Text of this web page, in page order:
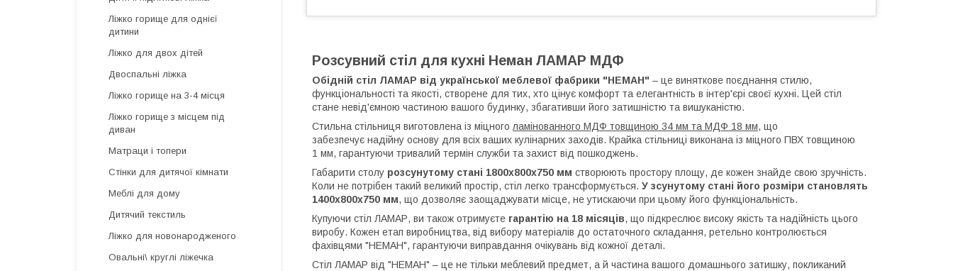
Розсувний стіл для кухні Неман ЛАМАР МДФ
Обідній стіл ЛАМАР від української меблевої фабрики "НЕМАН" – це виняткове поєднання стилю,
функціональності та якості, створене для тих, хто цінує комфорт та елегантність в інтер'єрі своєї кухні. Цей стіл
стане невід'ємною частиною вашого будинку, збагативши його затишністю та вишуканістю.
Стильна стільниця виготовлена із міцного ламінованного МДФ товщиною 34 мм та МДФ 18 мм, що
забезпечує надійну основу для всіх ваших кулінарних заходів. Крайка стільниці виконана із міцного ПВХ товщиною
1 мм, гарантуючи тривалий термін служби та захист від пошкоджень.
Габарити столу розсунутому стані 1800х800х750 мм створюють простору площу, де кожен знайде свою зручність.
Коли не потрібен такий великий простір, стіл легко трансформується. У зсунутому стані його розміри становлять
1400х800х750 мм, що дозволяє заощаджувати місце, не утискаючи при цьому його функціональність.
Купуючи стіл ЛАМАР, ви також отримуєте гарантію на 18 місяців, що підкреслює високу якість та надійність цього
виробу. Кожен етап виробництва, від вибору матеріалів до остаточного складання, ретельно контролюється
фахівцями "НЕМАН", гарантуючи виправдання очікувань від кожної деталі.
Стіл ЛАМАР від "НЕМАН" – це не тільки меблевий предмет, а й частина вашого домашнього затишку, покликаний
Ліжко горище для однієї
дитини
Ліжко для двох дітей
Двоспальні ліжка
Ліжко горище на 3-4 місця
Ліжко горище з місцем під
диван
Матраци і топери
Стінки для дитячої кімнати
Меблі для дому
Дитячий текстиль
Ліжко для новонародженого
Овальні\ круглі ліжечка